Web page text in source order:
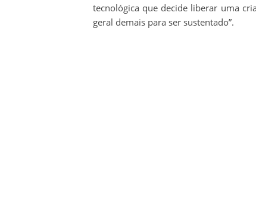
tecnológica que decide liberar uma
geral demais para ser sustentado”.